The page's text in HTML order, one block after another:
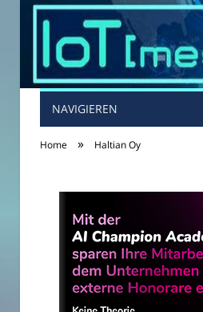
NAVIGIEREN
Home » Haltian Oy